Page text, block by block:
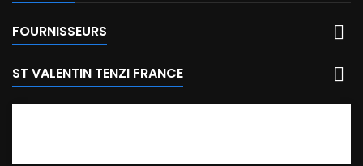
FOURNISSEURS
ST VALENTIN TENZI FRANCE